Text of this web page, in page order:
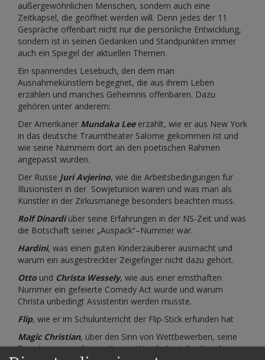
außergewöhnlichen Menschen, sondern auch eine
Zeitkapsel, die geöffnet werden will. Denn jedes der 11
Gespräche offenbart nicht nur die persönliche Entwicklung,
sondern ist in seinen Gedanken und Standpunkten immer
auch ein Spiegel der aktuellen Themen.
Ein spannendes Lesebuch, den dem man
Ausnahmekünstlern begegnet, die aus ihrem Leben
erzählen und manches Geheimnis offenbaren. Dazu
gehören unter anderem:
Der Amerikaner Mundaka Leeerzählt, wie er aus New York
in das deutsche Traumtheater Salome gekommen ist und
wie seine Nummern dort an den poetischen Rahmen
angepasst wurden.
Der Russe Juri Avjerino, wie die Arbeitsbedingungen für
Illusionisten in der Sowjetunion waren und was man als
Künstler in der Zirkusmanege besonders beachten muss.
Rolf Dinardi über seine Erfahrungen in der NS-Zeit und was
die Botschaft seiner „Auspack“–Nummer war.
Hardini, was einen guten Kinderzauberer ausmacht und
warum ein ausgestreckter Zeigefinger nicht dazu gehört.
Otto und Christa Wessely, wie aus einer ernsthaften
Nummer ein gefeierte Comedy Act wurde und warum
Christa unbedingt Assistentin werden musste.
Flip, wie er im Schulunterricht der Flip-Stick erfunden hat
Magic Christian, über den Sinn von Wettbewerben, seine
Forschungen und was „Karten-Wasch-Anstalten“ sind.